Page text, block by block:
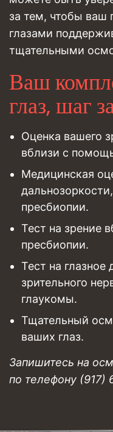
за тем, чтобы ваш
глазами
тщательными
Ваш
глаз, шаг
Оценка вашего
вблизи с
Медицинская
пресбиопии.
Тест на зрение
пресбиопии.
Тест на глазное
зрительного
глаукомы.
Тщательный
ваших глаз.
Запишитесь на
по телефону (917)